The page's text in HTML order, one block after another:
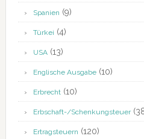
Spanien (9)
Türkei (4)
USA(13)
Englische Ausgabe(10)
Erbrecht(10)
Erbschaft-/Schenkungsteuer
Ertragsteuern (120)